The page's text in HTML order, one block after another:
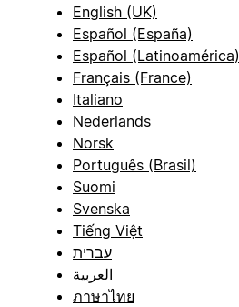
English (UK)
Español (España)
Español (Latinoamérica)
Français (France)
Italiano
Nederlands
Norsk
Português (Brasil)
Suomi
Svenska
Tiếng Việt
עברית
العربية
ภาษาไทย